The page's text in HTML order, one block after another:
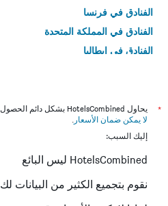
الفنادق في فرنسا
الفنادق في المملكة المتحدة
الفنادق في إيطاليا
*
يحاول HotelsCombined بشكل دائم الحصول على الأسعار الدقيقة، ولكن
لا يمكن ضمان الأسعار .
إليك السبب:
HotelsCombined ليس البائع
نقوم بتجميع الكثير من البيانات لك